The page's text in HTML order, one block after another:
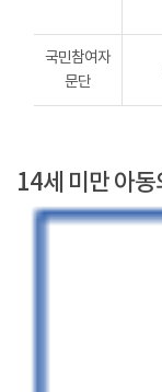
국민참여자
문단
14세 미만 아동